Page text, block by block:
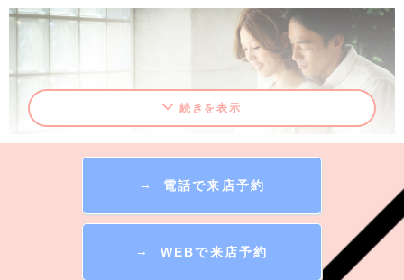
マタニティフォト
これから産まれてくる赤ちゃんとの初めての記念撮影はご家族だけがお
子様に残してあげられる愛の形です。お腹の中の新しい命を実感すると
続きを表示
→ 電話で来店予約
→ WEBで来店予約